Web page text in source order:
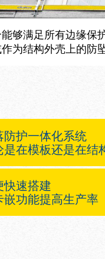
够满足所有边缘保
为结构外壳上的防
防护一体化系统
是在模板还是在结
一种竖板，用于所有
快速搭建
嵌功能提高生产率